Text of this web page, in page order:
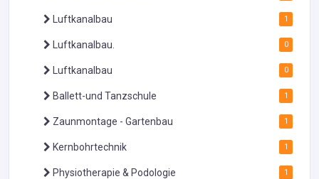
Luftkanalbau 1
Luftkanalbau. 0
Luftkanalbau 0
Ballett-und Tanzschule 1
Zaunmontage - Gartenbau 1
Kernbohrtechnik 1
Physiotherapie & Podologie 1